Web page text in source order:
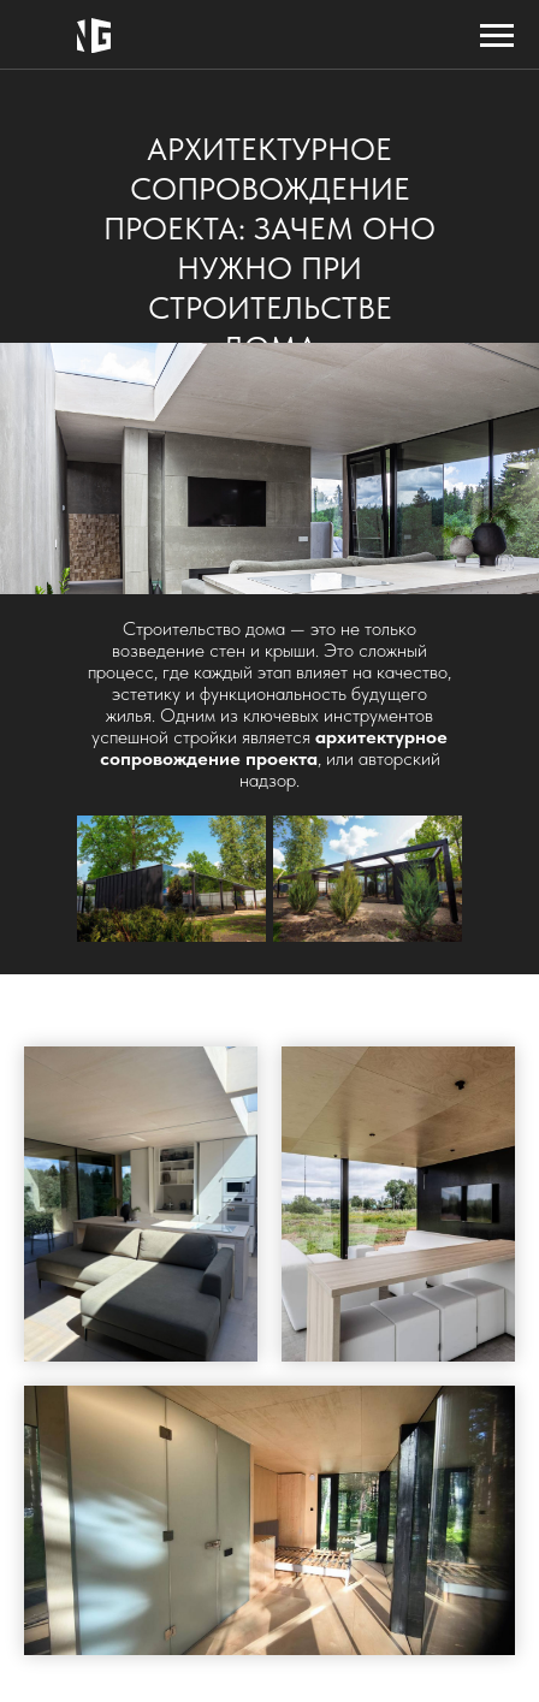
АРХИТЕКТУРНОЕ
СОПРОВОЖДЕНИЕ
ПРОЕКТА: ЗАЧЕМ ОНО
НУЖНО ПРИ
СТРОИТЕЛЬСТВЕ
ДОМА
Строительство дома — это не только
возведение стен и крыши. Это сложный
процесс, где каждый этап влияет на качество,
эстетику и функциональность будущего
жилья. Одним из ключевых инструментов
успешной стройки является архитектурное
сопровождение проекта, или авторский
надзор.